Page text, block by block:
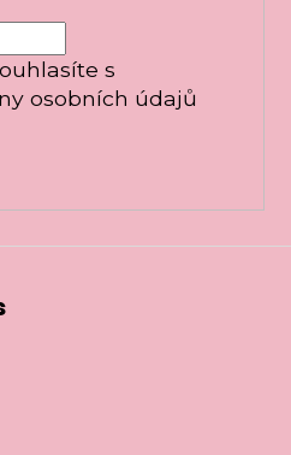
s
osobních údajů